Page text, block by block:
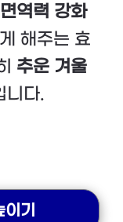
면역력 강화
해주는 효
추운 겨울
니다.
기